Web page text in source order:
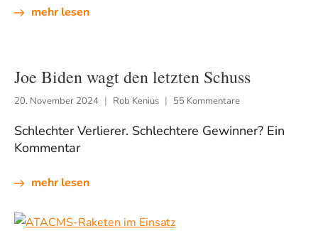
mehr lesen
Joe Biden wagt den letzten Schuss
20. November 2024 Rob Kenius 55 Kommentare
Schlechter Verlierer. Schlechtere Gewinner? Ein
Kommentar
mehr lesen